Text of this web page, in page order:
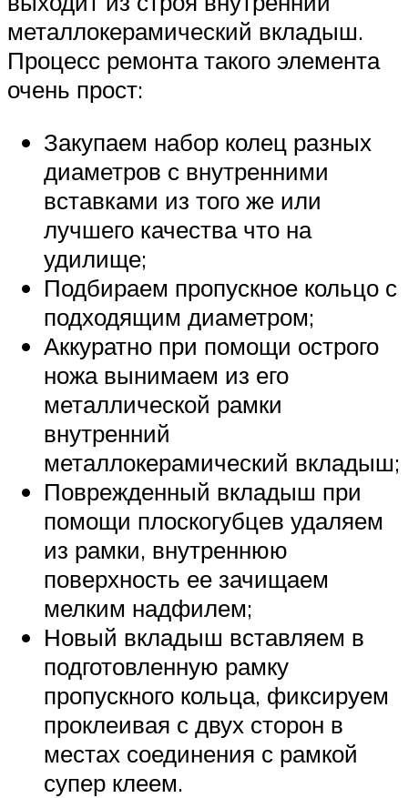
металлокерамический вкладыш.
Процесс ремонта такого элемента
очень прост:
Закупаем набор колец разных
диаметров с внутренними
вставками из того же или
лучшего качества что на
удилище;
Подбираем пропускное кольцо с
подходящим диаметром;
Аккуратно при помощи острого
ножа вынимаем из его
металлической рамки
внутренний
металлокерамический вкладыш;
Поврежденный вкладыш при
помощи плоскогубцев удаляем
из рамки, внутреннюю
поверхность ее зачищаем
мелким надфилем;
Новый вкладыш вставляем в
подготовленную рамку
пропускного кольца, фиксируем
проклеивая с двух сторон в
местах соединения с рамкой
супер клеем.